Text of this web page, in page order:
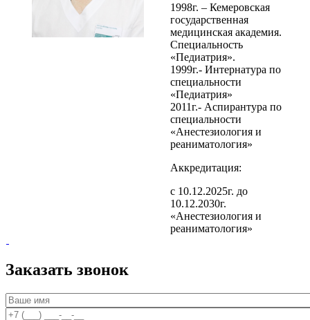
1998г. – Кемеровская
государственная
медицинская академия.
Специальность
«Педиатрия».
1999г.- Интернатура по
специальности
«Педиатрия»
2011г.- Аспирантура по
специальности
«Анестезиология и
реаниматология»
Аккредитация:
с 10.12.2025г. до
10.12.2030г.
«Анестезиология и
реаниматология»
Заказать звонок
Ваше имя
Ваш номер телефона